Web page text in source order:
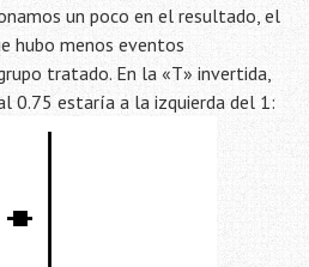
un poco en el resultado, el
hubo menos eventos
tratado. En la «T» invertida,
0.75 estaría a la izquierda del 1: